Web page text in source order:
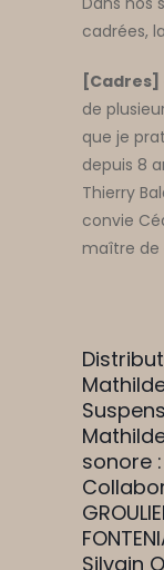
cadrées,
[Cadres]
de
que je
depuis 8
Thierry
convie
maître de
sonore :
Silvain